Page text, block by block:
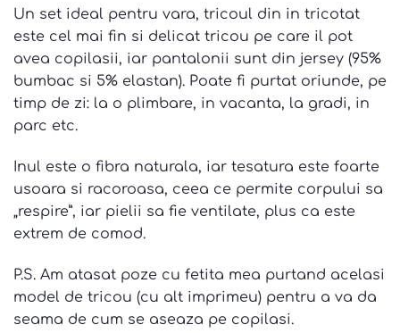
Un set ideal pentru vara, tricoul din in tricotat
este cel mai fin si delicat tricou pe care il pot
avea copilasii, iar pantalonii sunt din jersey (95%
bumbac si 5% elastan). Poate fi purtat oriunde, pe
timp de zi: la o plimbare, in vacanta, la gradi, in
parc etc.
Inul este o fibra naturala, iar tesatura este foarte
usoara si racoroasa, ceea ce permite corpului sa
„respire”, iar pielii sa fie ventilate, plus ca este
extrem de comod.
P.S. Am atasat poze cu fetita mea purtand acelasi
model de tricou (cu alt imprimeu) pentru a va da
seama de cum se aseaza pe copilasi.